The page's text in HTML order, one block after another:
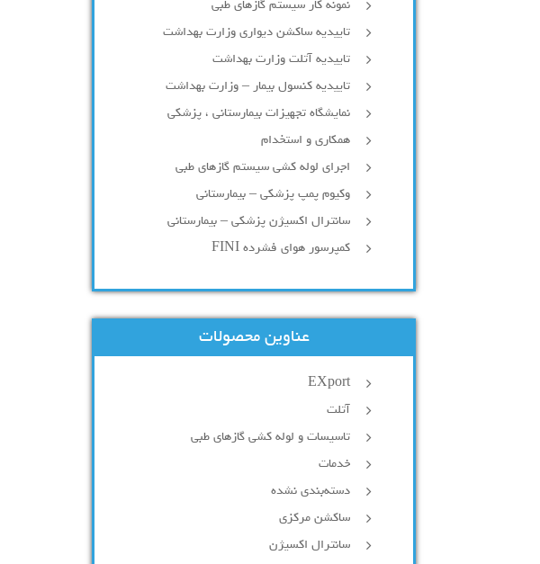
نمونه کار سیستم گازهای طبی
تاییدیه ساکشن دیواری وزارت بهداشت
تاییدیه آتلت وزارت بهداشت
تاییدیه کنسول بیمار – وزارت بهداشت
نمایشگاه تجهیزات بیمارستانی ، پزشکی
همکاری و استخدام
اجرای لوله کشی سیستم گازهای طبی
وکیوم پمپ پزشکی – بیمارستانی
سانترال اکسیژن پزشکی – بیمارستانی
کمپرسور هوای فشرده FINI
عناوین محصولات
EXport
آتلت
تاسیسات و لوله کشی گازهای طبی
خدمات
دسته‌بندی نشده
ساکشن مرکزی
سانترال اکسیژن